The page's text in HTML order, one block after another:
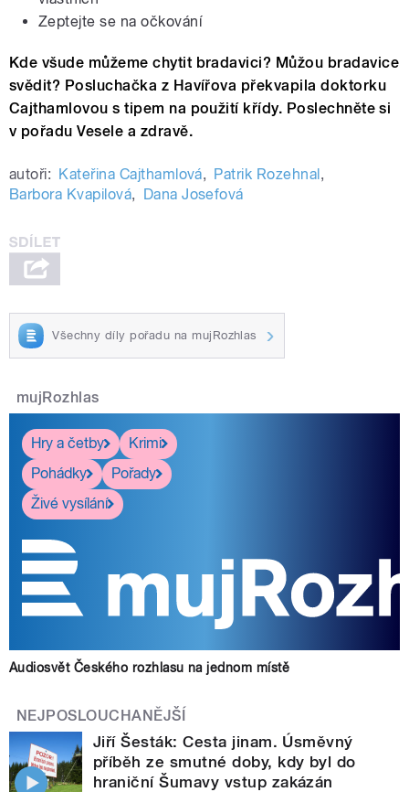
Zeptejte se na očkování
Kde všude můžeme chytit bradavici? Můžou bradavice
svědit? Posluchačka z Havířova překvapila doktorku
Cajthamlovou s tipem na použití křídy. Poslechněte si
v pořadu Vesele a zdravě.
autoři: Kateřina Cajthamlová, Patrik Rozehnal,
Barbora Kvapilová, Dana Josefová
Všechny díly pořadu na mujRozhlas
mujRozhlas
Hry a četby
Krimi
Pohádky
Pořady
Živé vysílání
Audiosvět Českého rozhlasu na jednom místě
NEJPOSLOUCHANĚJŠÍ
Jiří Šesták: Cesta jinam. Úsměvný
příběh ze smutné doby, kdy byl do
hraniční Šumavy vstup zakázán